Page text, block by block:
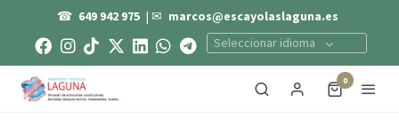
☎ 649 942 975 | ✉ marcos@escayolaslaguna.es
Seleccionar idioma
0